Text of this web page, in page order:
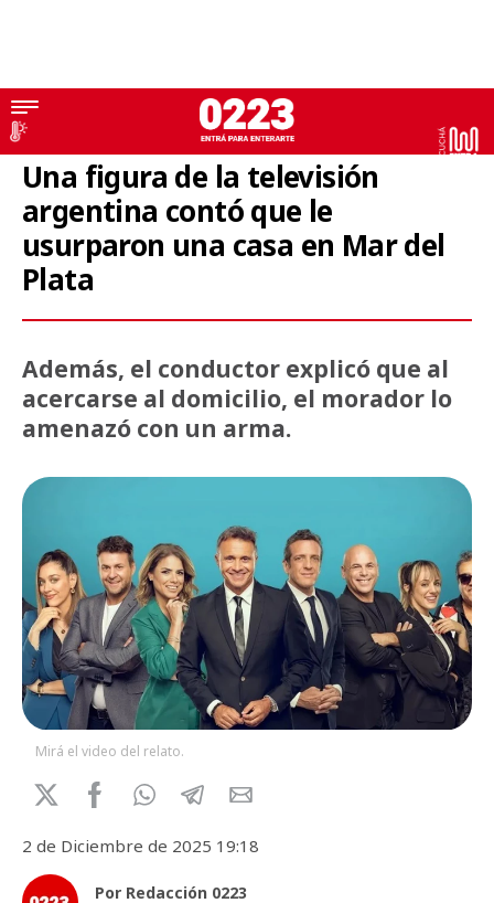
Televisión
Una figura de la televisión
argentina contó que le
usurparon una casa en Mar del
Plata
Además, el conductor explicó que al
acercarse al domicilio, el morador lo
amenazó con un arma.
Mirá el video del relato.
2 de Diciembre de 2025 19:18
Por Redacción 0223